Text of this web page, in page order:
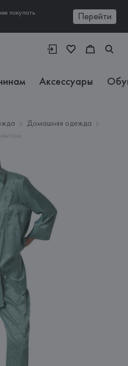
покупать
Перейти
Аксессуары
Домашняя одежда